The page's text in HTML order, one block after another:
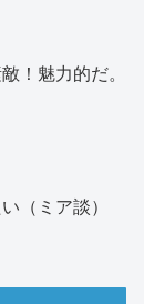
！魅力的だ。
（ミア談）